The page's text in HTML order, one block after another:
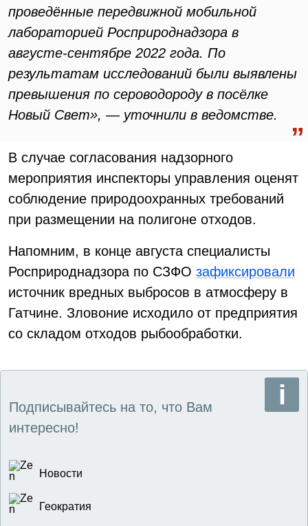
проведённые передвижной мобильной
лабораторией Росприроднадзора в
августе-сентябре 2022 года. По
результатам исследований были выявлены
превышения по сероводороду в посёлке
Новый Свет», — уточнили в ведомстве.
В случае согласования надзорного
мероприятия инспекторы управления оценят
соблюдение природоохранных требований
при размещении на полигоне отходов.
Напомним, в конце августа специалисты
Росприроднадзора по СЗФО зафиксировали
источник вредных выбросов в атмосферу в
Гатчине. Зловоние исходило от предприятия
со складом отходов рыбообработки.
Подписывайтесь на то, что Вам
интересно!
Новости
Геократия